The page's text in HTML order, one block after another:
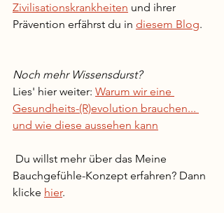
Zivilisationskrankheiten und ihrer
Prävention erfährst du in diesem Blog.
Noch mehr Wissensdurst?
Lies' hier weiter: Warum wir eine
Gesundheits-(R)evolution brauchen...
und wie diese aussehen kann
Bauchgefühle-Konzept erfahren? Dann
klicke hier.